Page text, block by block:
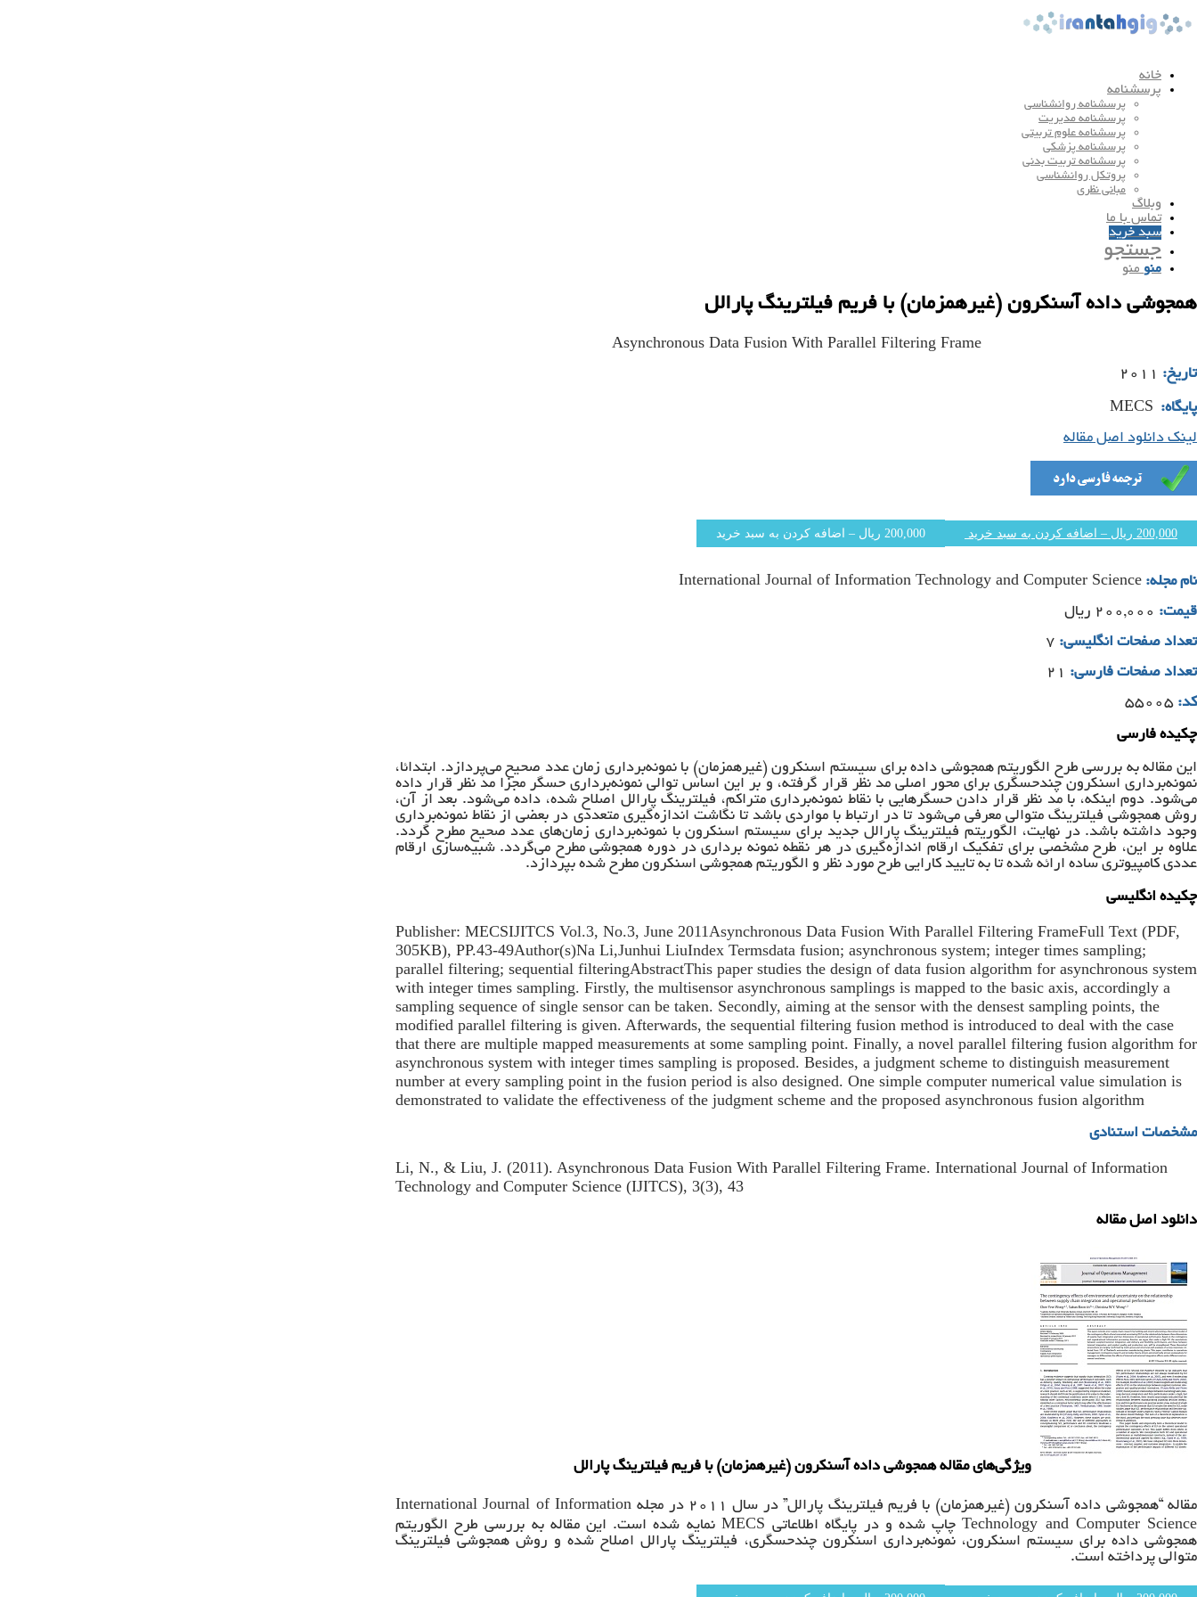
خانه
پرسشنامه
پرسشنامه روانشناسی
پرسشنامه مدیریت
پرسشنامه علوم تربیتی
پرسشنامه پزشکی
پرسشنامه تربیت بدنی
پروتکل روانشناسی
مبانی نظری
وبلاگ
تماس با ما
سبد خرید
جستجو
منو منو
همجوشی داده آسنکرون (غیرهمزمان) با فریم فیلترینگ پارالل
Asynchronous Data Fusion With Parallel Filtering Frame
تاریخ:
پایگاه: MECS
لینک دانلود اصل مقاله
200,000 ریال – اضافه کردن به سبد خرید
نام مجله: International Journal of Information Technology and Computer Science
قیمت:
تعداد صفحات انگلیسی:
تعداد صفحات فارسی:
کد: ۵۵۰۰۵
چکیده فارسی
این مقاله به بررسی طرح الگوریتم همجوشی داده برای سیستم اسنکرون (غیرهمزمان) با نمونه‌برداری زمان عدد صحیح می‌پردازد. ابتدائا،
نمونه‌برداری اسنکرون چندحسگری برای محور اصلی مد نظر قرار گرفته، و بر این اساس توالی نمونه‌برداری حسگر مجزا مد نظر قرار داده
می‌شود. دوم اینکه، با مد نظر قرار دادن حسگرهایی با نقاط نمونه‌برداری متراکم، فیلترینگ پارالل اصلاح شده، داده می‌شود. بعد از آن،
روش همجوشی فیلترینگ متوالی معرفی می‌شود تا در ارتباط با مواردی باشد تا نگاشت اندازه‌گیری متعددی در بعضی از نقاط نمونه‌برداری
وجود داشته باشد. در نهایت، الگوریتم فیلترینگ پارالل جدید برای سیستم اسنکرون با نمونه‌برداری زمان‌های عدد صحیح مطرح گردد.
علاوه بر این، طرح مشخصی برای تفکیک ارقام اندازه‌گیری در هر نقطه نمونه برداری در دوره همجوشی مطرح می‌گردد. شبیه‌سازی ارقام
عددی کامپیوتری ساده ارائه شده تا به تایید کارایی طرح مورد نظر و الگوریتم همجوشی اسنکرون مطرح شده بپردازد.
چکیده انگلیسی
Publisher: MECSIJITCS Vol.3, No.3, June 2011Asynchronous Data Fusion With Parallel Filtering FrameFull Text (PDF,
305KB), PP.43-49Author(s)Na Li,Junhui LiuIndex Termsdata fusion; asynchronous system; integer times sampling;
parallel filtering; sequential filteringAbstractThis paper studies the design of data fusion algorithm for asynchronous system
with integer times sampling. Firstly, the multisensor asynchronous samplings is mapped to the basic axis, accordingly a
sampling sequence of single sensor can be taken. Secondly, aiming at the sensor with the densest sampling points, the
modified parallel filtering is given. Afterwards, the sequential filtering fusion method is introduced to deal with the case
that there are multiple mapped measurements at some sampling point. Finally, a novel parallel filtering fusion algorithm for
asynchronous system with integer times sampling is proposed. Besides, a judgment scheme to distinguish measurement
number at every sampling point in the fusion period is also designed. One simple computer numerical value simulation is
demonstrated to validate the effectiveness of the judgment scheme and the proposed asynchronous fusion algorithm
مشخصات استنادی
Li, N., & Liu, J. (2011). Asynchronous Data Fusion With Parallel Filtering Frame. International Journal of Information
Technology and Computer Science (IJITCS), 3(3), 43
دانلود اصل مقاله
ویژگی‌های مقاله همجوشی داده آسنکرون (غیرهمزمان) با فریم فیلترینگ پارالل
مقاله “همجوشی داده آسنکرون (غیرهمزمان) با فریم فیلترینگ پارالل” در سال ۲۰۱۱ در مجله
International Journal of Information
Technology and Computer Scienceچاپ شده و در پایگاه اطلاعاتیMECS
نمایه شده است. این مقاله به بررسی طرح الگوریتم
همجوشی داده برای سیستم اسنکرون، نمونه‌برداری اسنکرون چندحسگری، فیلترینگ پارالل اصلاح شده و روش همجوشی فیلترینگ
متوالی پرداخته است.